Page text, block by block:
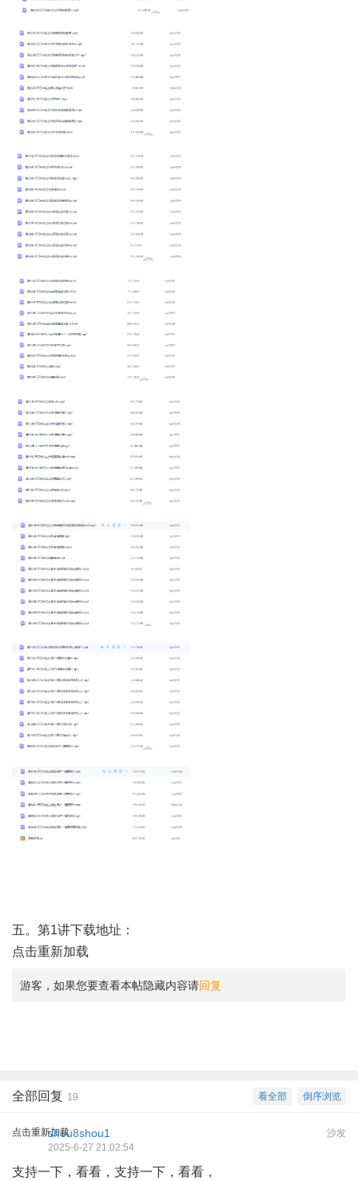
五。第1讲下载地址：
点击重新加载
游客，如果您要查看本帖隐藏内容请回复
倒序浏览
看全部
全部回复 19
点击重新加载 沙发
shou8shou1
2025-6-27 21:02:54
支持一下，看看，支持一下，看看，